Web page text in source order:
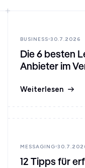
BUSINESS 30.7.2026
Die 6 besten
Anbieter im
Weiterlesen
MESSAGING
12 Tipps für